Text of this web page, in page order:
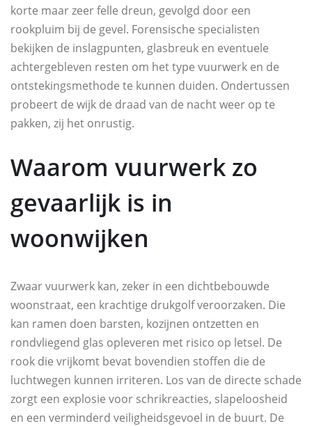
korte maar zeer felle dreun, gevolgd door een
rookpluim bij de gevel. Forensische specialisten
bekijken de inslagpunten, glasbreuk en eventuele
achtergebleven resten om het type vuurwerk en de
ontstekingsmethode te kunnen duiden. Ondertussen
probeert de wijk de draad van de nacht weer op te
pakken, zij het onrustig.
Waarom vuurwerk zo
gevaarlijk is in
woonwijken
Zwaar vuurwerk kan, zeker in een dichtbebouwde
woonstraat, een krachtige drukgolf veroorzaken. Die
kan ramen doen barsten, kozijnen ontzetten en
rondvliegend glas opleveren met risico op letsel. De
rook die vrijkomt bevat bovendien stoffen die de
luchtwegen kunnen irriteren. Los van de directe schade
zorgt een explosie voor schrikreacties, slapeloosheid
en een verminderd veiligheidsgevoel in de buurt. De